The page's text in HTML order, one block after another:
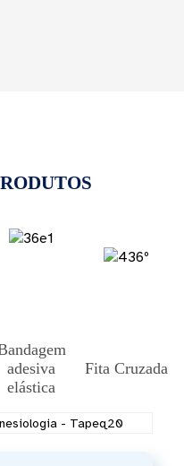
adesiva
elástica
Fita Cruzada